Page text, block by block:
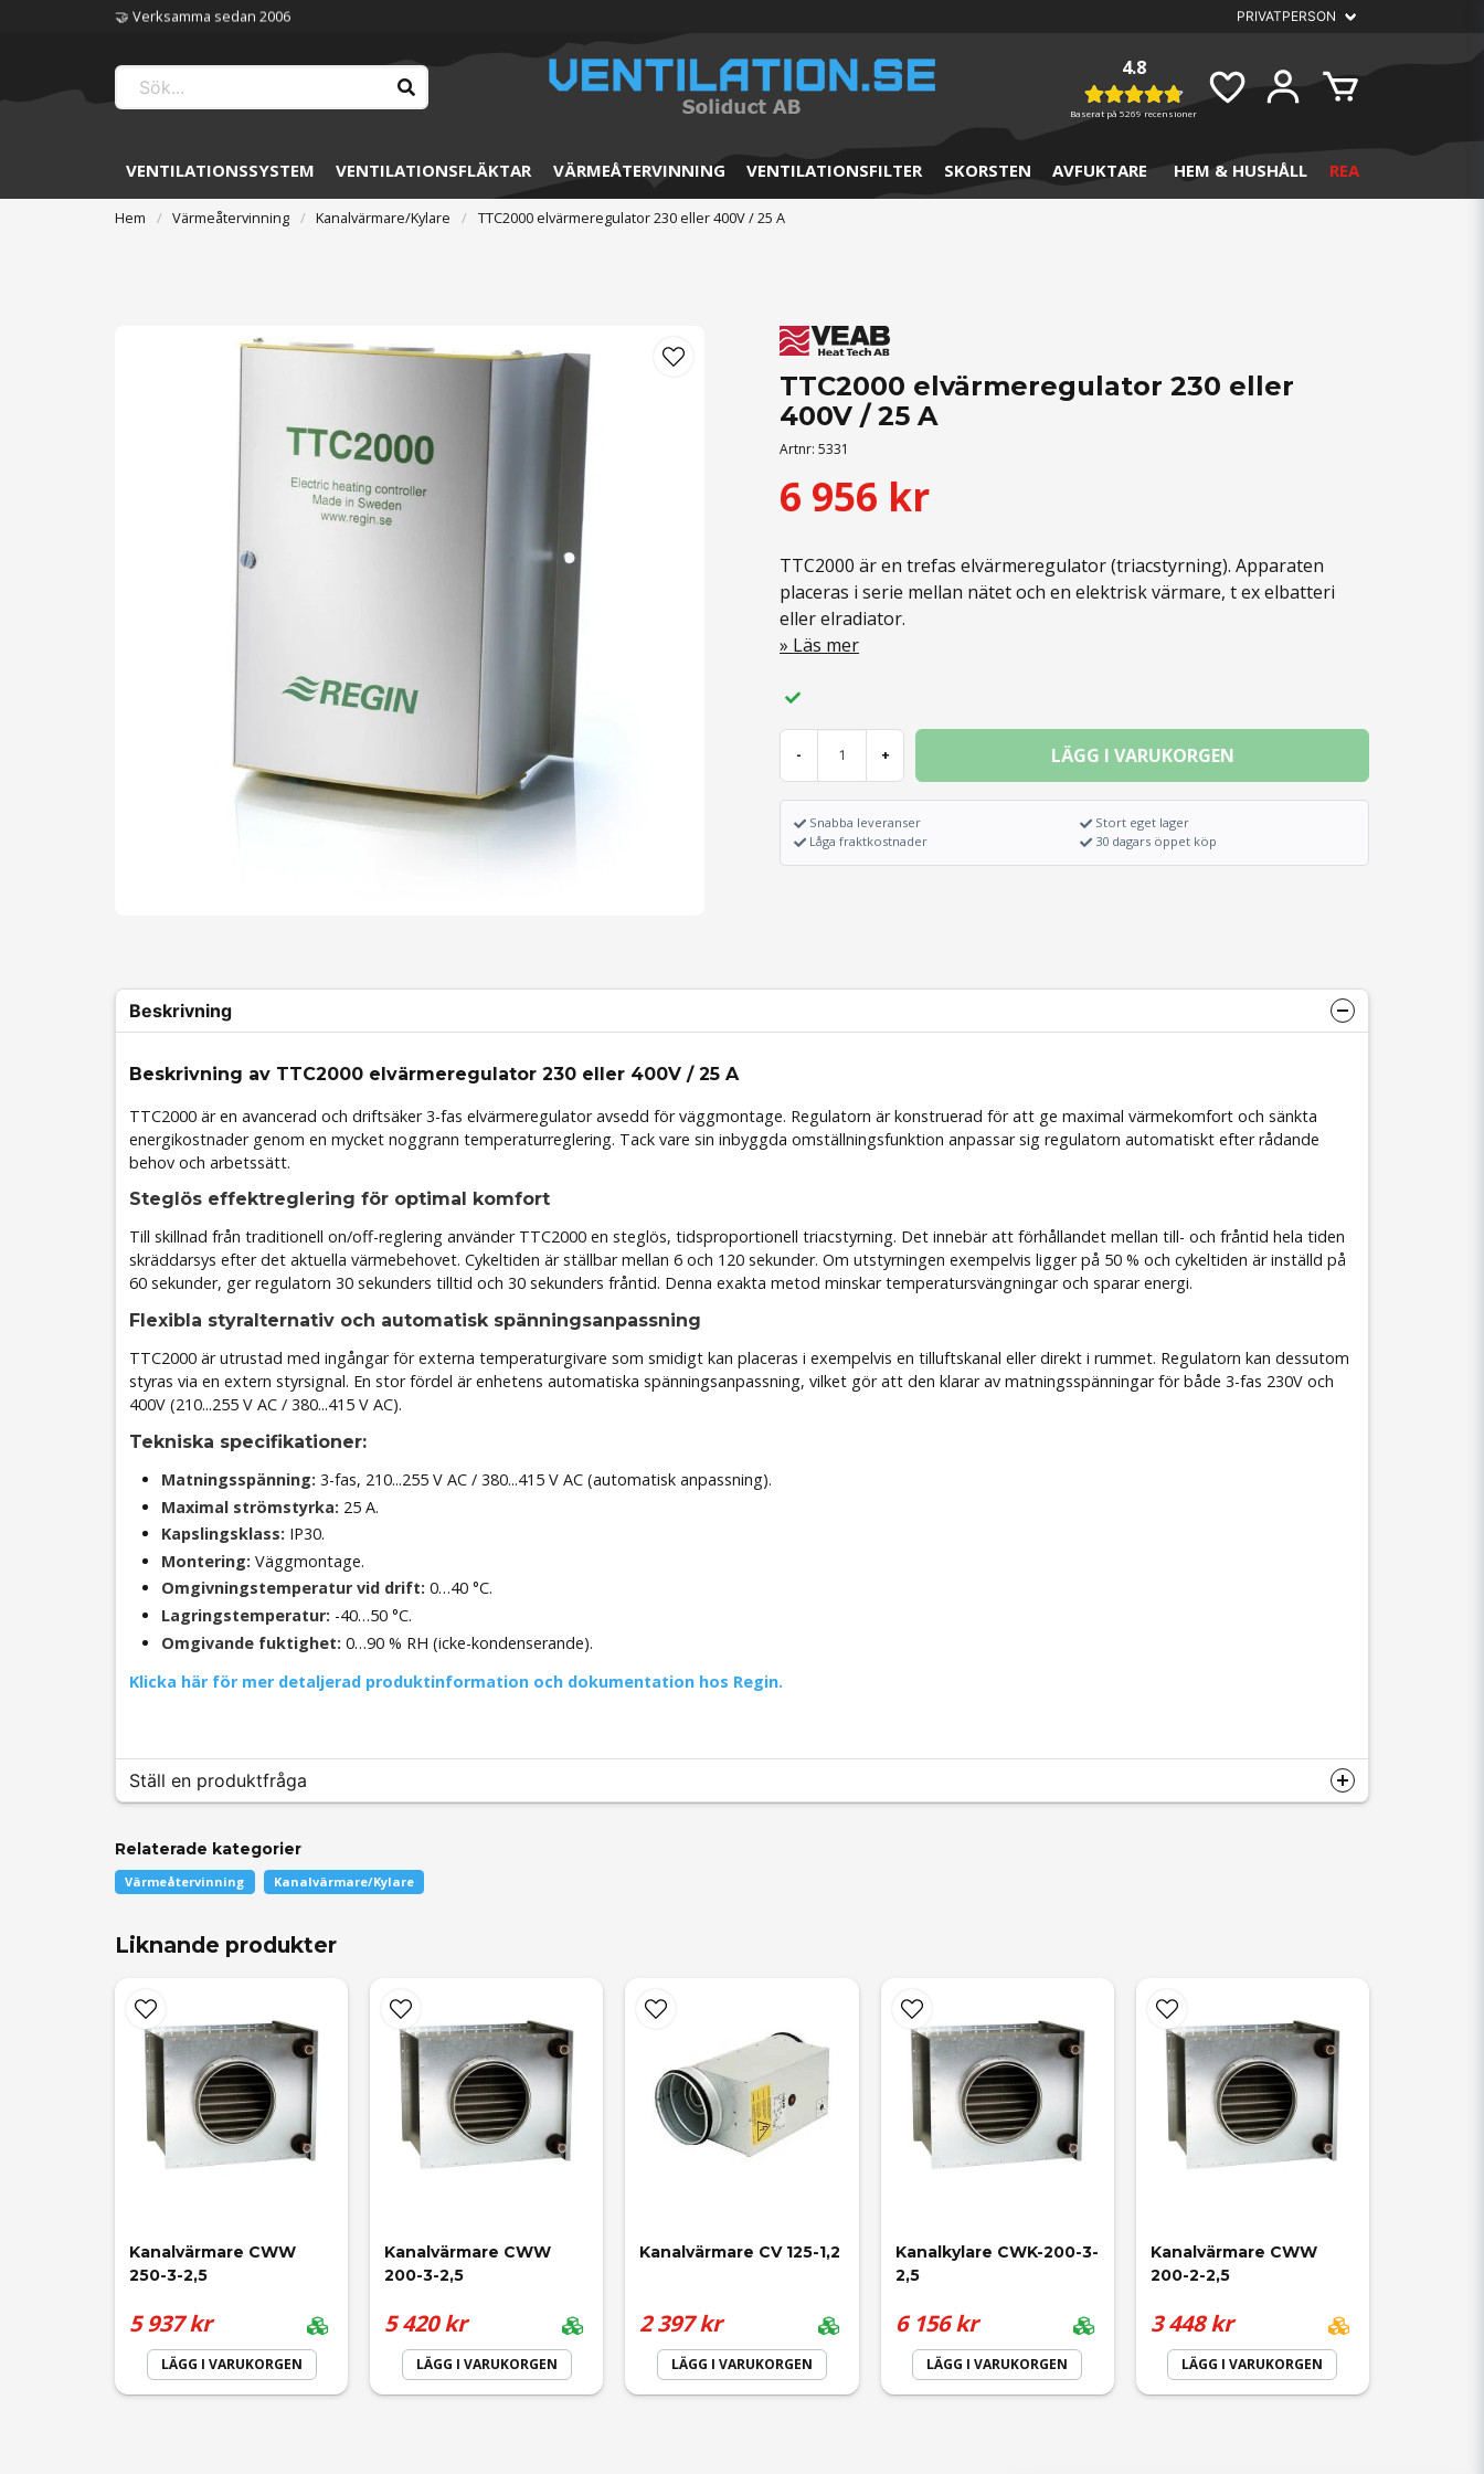
🏆 Störst på ventilation
4.8
Baserat på 5269 recensioner
VENTILATIONSSYSTEM VENTILATIONSFLÄKTAR VÄRMEÅTERVINNING VENTILATIONSFILTER SKORSTEN AVFUKTARE HEM & HUSHÅLL REA
Hem Värmeåtervinning Kanalvärmare/Kylare TTC2000 elvärmeregulator 230 eller 400V / 25 A
TTC2000 elvärmeregulator 230 eller
400V / 25 A
Artnr:5331
6 956 kr
TTC2000 är en trefas elvärmeregulator (triacstyrning). Apparaten
placeras i serie mellan nätet och en elektrisk värmare, t ex elbatteri
eller elradiator.
Läs mer
- + LÄGG I VARUKORGEN
Snabba leveranser
Låga fraktkostnader
Stort eget lager
30 dagars öppet köp
Beskrivning
Beskrivning av TTC2000 elvärmeregulator 230 eller 400V / 25 A
TTC2000 är en avancerad och driftsäker 3-fas elvärmeregulator avsedd för väggmontage. Regulatorn är konstruerad för att ge maximal värmekomfort och sänkta
energikostnader genom en mycket noggrann temperaturreglering. Tack vare sin inbyggda omställningsfunktion anpassar sig regulatorn automatiskt efter rådande
behov och arbetssätt.
Steglös effektreglering för optimal komfort
Till skillnad från traditionell on/off-reglering använder TTC2000 en steglös, tidsproportionell triacstyrning. Det innebär att förhållandet mellan till- och fråntid hela tiden
skräddarsys efter det aktuella värmebehovet. Cykeltiden är ställbar mellan 6 och 120 sekunder. Om utstyrningen exempelvis ligger på 50 % och cykeltiden är inställd på
60 sekunder, ger regulatorn 30 sekunders tilltid och 30 sekunders fråntid. Denna exakta metod minskar temperatursvängningar och sparar energi.
Flexibla styralternativ och automatisk spänningsanpassning
TTC2000 är utrustad med ingångar för externa temperaturgivare som smidigt kan placeras i exempelvis en tilluftskanal eller direkt i rummet. Regulatorn kan dessutom
styras via en extern styrsignal. En stor fördel är enhetens automatiska spänningsanpassning, vilket gör att den klarar av matningsspänningar för både 3-fas 230V och
400V (210...255 V AC / 380...415 V AC).
Tekniska specifikationer:
Matningsspänning: 3-fas, 210...255 V AC / 380...415 V AC (automatisk anpassning).
Maximal strömstyrka: 25 A.
Kapslingsklass: IP30.
Montering: Väggmontage.
Omgivningstemperatur vid drift: 0…40 °C.
Lagringstemperatur: -40…50 °C.
Omgivande fuktighet: 0…90 % RH (icke-kondenserande).
Klicka här för mer detaljerad produktinformation och dokumentation hos Regin.
Ställ en produktfråga
question
Fråga oss något om denna produkten...
name
Namn Mejladress
Skicka fråga
Relaterade kategorier
Värmeåtervinning Kanalvärmare/Kylare
Liknande produkter
Kanalvärmare CWW
250-3-2,5
5 937 kr
LÄGG I VARUKORGEN
Kanalvärmare CWW
200-3-2,5
5 420 kr
LÄGG I VARUKORGEN
Kanalvärmare CV 125-1,2
2 397 kr
LÄGG I VARUKORGEN
Kanalkylare CWK-200-3-
2,5
6 156 kr
LÄGG I VARUKORGEN
Kanalvärmare CWW
200-2-2,5
3 448 kr
LÄGG I VARUKORGEN